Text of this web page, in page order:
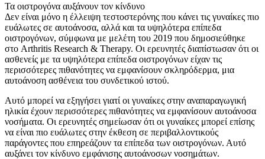
Τα οιστρογόνα αυξάνουν τον κίνδυνο
Δεν είναι μόνο η έλλειψη τεστοστερόνης που κάνει τις γυναίκες πιο
ευάλωτες σε αυτοάνοσα, αλλά και τα υψηλότερα επίπεδα
οιστρογόνων, σύμφωνα με μελέτη του 2019 που δημοσιεύθηκε
στο Arthritis Research & Therapy. Οι ερευνητές διαπίστωσαν ότι οι
ασθενείς με τα υψηλότερα επίπεδα οιστρογόνων είχαν τις
περισσότερες πιθανότητες να εμφανίσουν σκληρόδερμα, μια
αυτοάνοση ασθένεια του συνδετικού ιστού.
Αυτό μπορεί να εξηγήσει γιατί οι γυναίκες στην αναπαραγωγική
ηλικία έχουν περισσότερες πιθανότητες να εμφανίσουν αυτοάνοσα
νοσήματα. Οι ερευνητές σημείωσαν ότι οι γυναίκες μπορεί επίσης
να είναι πιο ευάλωτες στην έκθεση σε περιβαλλοντικούς
παράγοντες που επηρεάζουν τα επίπεδα των οιστρογόνων. Αυτό
αυξάνει τον κίνδυνο εμφάνισης αυτοάνοσων νοσημάτων.